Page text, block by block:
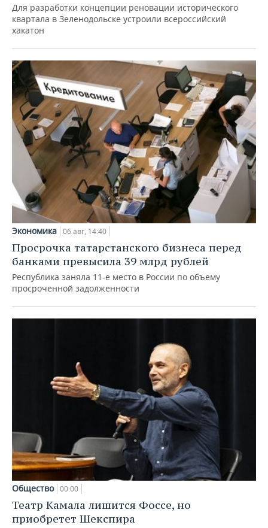
Для разработки концепции реновации исторического
квартала в Зеленодольске устроили всероссийский
хакатон
Экономика 06 авг, 14:40
Просрочка татарстанского бизнеса перед
банками превысила 39 млрд рублей
Республика заняла 11-е место в России по объему
просроченной задолженности
Общество 00:00
Театр Камала лишится Фоссе, но
приобретет Шекспира